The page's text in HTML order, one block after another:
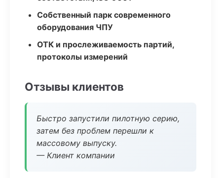
Собственный парк современного
оборудования ЧПУ
ОТК и прослеживаемость партий,
протоколы измерений
Отзывы клиентов
Быстро запустили пилотную серию,
затем без проблем перешли к
массовому выпуску.
— Клиент компании